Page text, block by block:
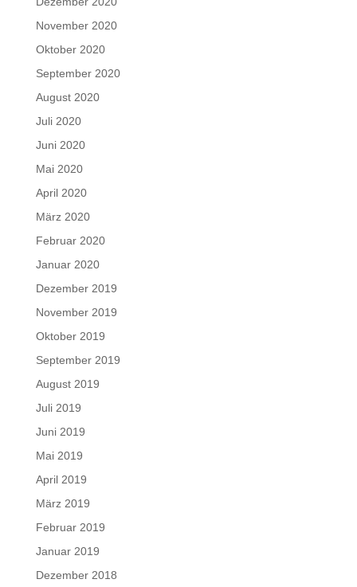
November 2020
Oktober 2020
September 2020
August 2020
Juli 2020
Juni 2020
Mai 2020
April 2020
März 2020
Februar 2020
Januar 2020
Dezember 2019
November 2019
Oktober 2019
September 2019
August 2019
Juli 2019
Juni 2019
Mai 2019
April 2019
März 2019
Februar 2019
Januar 2019
Dezember 2018